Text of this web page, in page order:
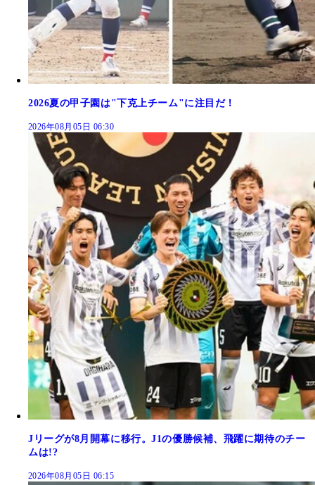
2026夏の甲子園は"下克上チーム"に注目だ！
2026年08月05日 06:30
Jリーグが8月開幕に移行。J1の優勝候補、飛躍に期待のチー
ムは!?
2026年08月05日 06:15